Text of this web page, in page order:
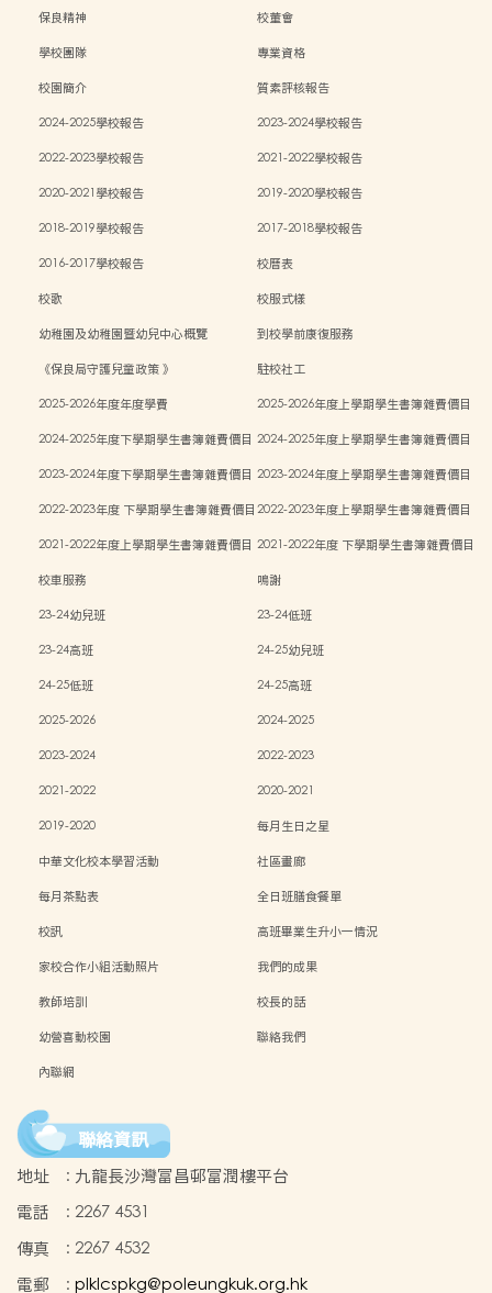
保良精神
校董會
學校團隊
專業資格
校園簡介
質素評核報告
2024-2025學校報告
2023-2024學校報告
2022-2023學校報告
2021-2022學校報告
2020-2021學校報告
2019-2020學校報告
2018-2019學校報告
2017-2018學校報告
2016-2017學校報告
校曆表
校歌
校服式樣
幼稚園及幼稚園暨幼兒中心概覽
到校學前康復服務
《保良局守護兒童政策 》
駐校社工
2025-2026年度年度學費
2025-2026年度上學期學生書簿雜費價目
2024-2025年度下學期學生書簿雜費價目 2024-2025年度上學期學生書簿雜費價目
2023-2024年度下學期學生書簿雜費價目 2023-2024年度上學期學生書簿雜費價目
2022-2023年度 下學期學生書簿雜費價目2022-2023年度上學期學生書簿雜費價目
2021-2022年度上學期學生書簿雜費價目 2021-2022年度 下學期學生書簿雜費價目
校車服務
鳴謝
23-24幼兒班
23-24低班
23-24高班
24-25幼兒班
24-25低班
24-25高班
2025-2026
2024-2025
2023-2024
2022-2023
2021-2022
2020-2021
2019-2020
每月生日之星
中華文化校本學習活動
社區畫廊
每月茶點表
全日班膳食餐單
校訊
高班畢業生升小一情況
家校合作小組活動照片
我們的成果
教師培訓
校長的話
幼營喜動校園
聯絡我們
內聯網
聯絡資訊
地址 : 九龍長沙灣富昌邨富潤樓平台
電話
: 2267 4531
傳真
: 2267 4532
電郵
: plklcspkg@poleungkuk.org.hk